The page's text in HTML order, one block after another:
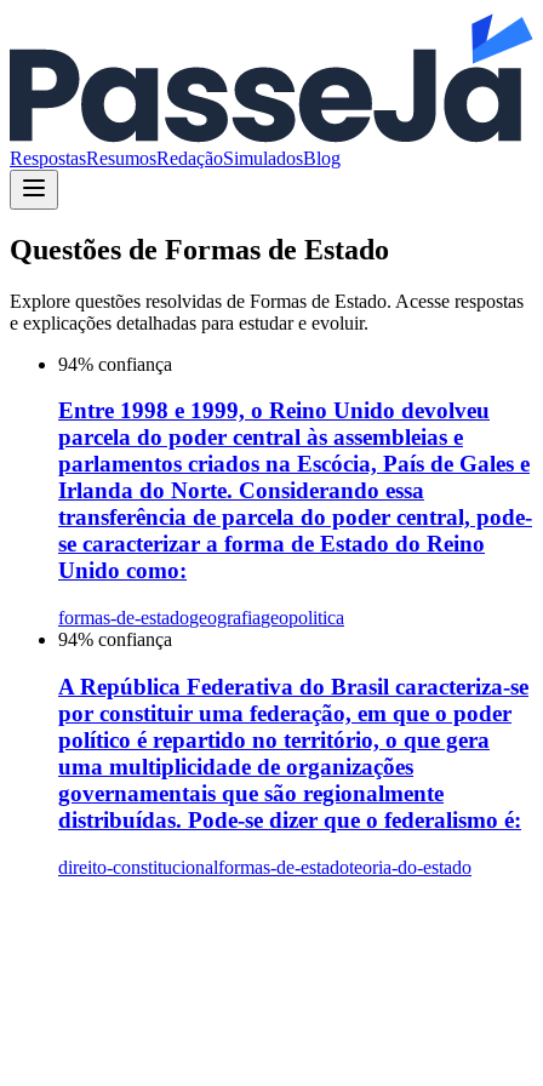
RespostasResumosRedaçãoSimuladosBlog
Questões de Formas de Estado
Explore questões resolvidas de Formas de Estado. Acesse respostas
e explicações detalhadas para estudar e evoluir.
94% confiança
Entre 1998 e 1999, o Reino Unido devolveu
parcela do poder central às assembleias e
parlamentos criados na Escócia, País de Gales e
Irlanda do Norte. Considerando essa
transferência de parcela do poder central, pode-
se caracterizar a forma de Estado do Reino
Unido como:
formas-de-estadogeografiageopolitica
94% confiança
A República Federativa do Brasil caracteriza-se
por constituir uma federação, em que o poder
político é repartido no território, o que gera
uma multiplicidade de organizações
governamentais que são regionalmente
distribuídas. Pode-se dizer que o federalismo é:
direito-constitucionalformas-de-estadoteoria-do-estado